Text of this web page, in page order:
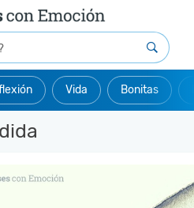
Vida Bonitas